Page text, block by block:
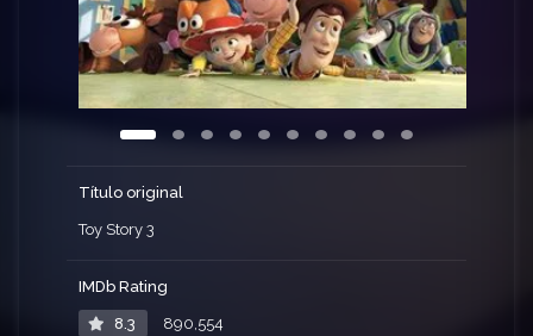
divertidas aventuras.
Título original
Toy Story 3
IMDb Rating
8.3
890,554